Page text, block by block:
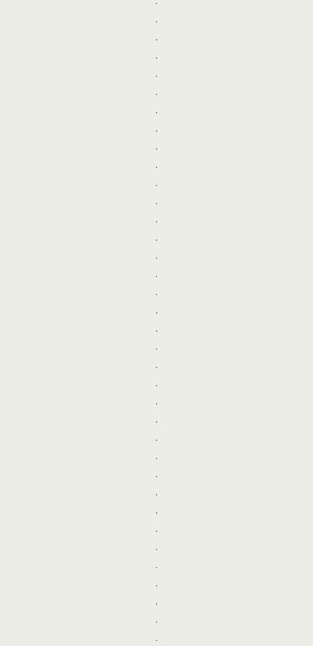
.
.
.
.
.
.
.
.
.
.
.
.
.
.
.
.
.
.
.
.
.
.
.
.
.
.
.
.
.
.
.
.
.
.
.